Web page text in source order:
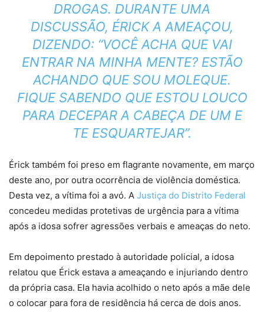
DROGAS. DURANTE UMA
DISCUSSÃO, ÉRICK A AMEAÇOU,
DIZENDO: “VOCÊ ACHA QUE VAI
ENTRAR NA MINHA MENTE? ESTÃO
ACHANDO QUE SOU MOLEQUE.
FIQUE SABENDO QUE ESTOU LOUCO
PARA DECEPAR A CABEÇA DE UM E
TE ESQUARTEJAR”.
Érick também foi preso em flagrante novamente, em março
deste ano, por outra ocorrência de violência doméstica.
Desta vez, a vítima foi a avó. A Justiça do Distrito Federal
concedeu medidas protetivas de urgência para a vítima
após a idosa sofrer agressões verbais e ameaças do neto.
Em depoimento prestado à autoridade policial, a idosa
relatou que Érick estava a ameaçando e injuriando dentro
da própria casa. Ela havia acolhido o neto após a mãe dele
o colocar para fora de residência há cerca de dois anos.